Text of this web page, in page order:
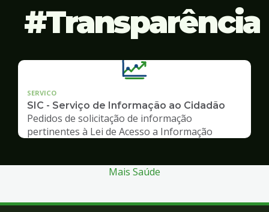
Transparência
SERVICO
SIC - Serviço de Informação ao Cidadão
Pedidos de solicitação de informação
pertinentes à Lei de Acesso a Informação
Mais Saúde